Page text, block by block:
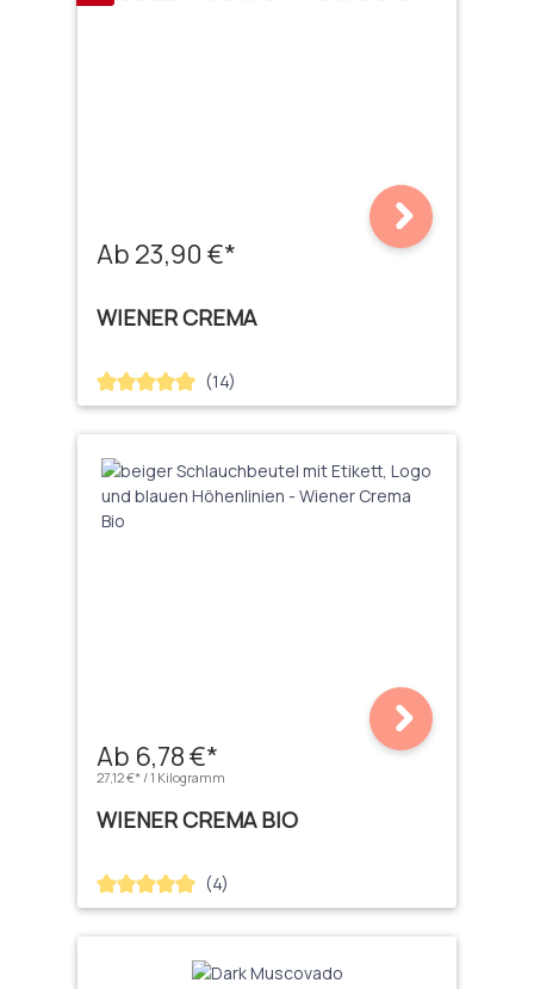
Ab 23,90 €*
WIENER CREMA
Durchschnittliche Bewertung von 5 von 5 Sternen
(14)
Ab 6,78 €*
27,12 €* / 1 Kilogramm
WIENER CREMA BIO
Durchschnittliche Bewertung von 5 von 5 Sternen
(4)